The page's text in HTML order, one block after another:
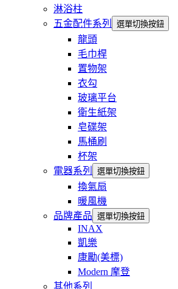
淋浴柱
五金配件系列
選單切換按鈕
龍頭
毛巾桿
置物架
衣勾
玻璃平台
衛生紙架
皂碟架
馬桶刷
杯架
電器系列
選單切換按鈕
換氣扇
暖風機
品牌產品 選單切換按鈕
INAX
凱樂
康勵(美標)
Modern 摩登
其他系列